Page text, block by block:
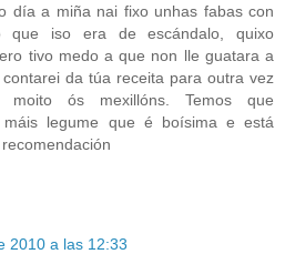
día a miña nai fixo unhas fabas con
que iso era de escándalo, quixo
tivo medo a que non lle guatara a
da túa receita para outra vez
ós mexillóns. Temos que
máis legume que é boísima e está
2010 a las 12:33